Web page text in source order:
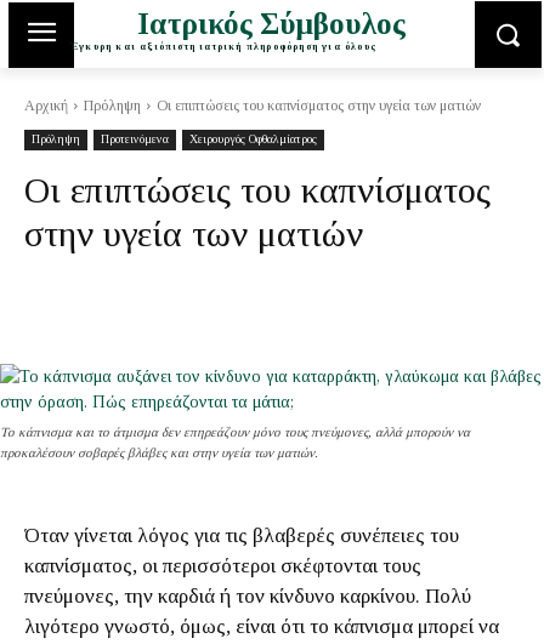
Ιατρικός Σύμβουλος
Έγκυρη και αξιόπιστη ιατρική πληροφόρηση για όλους
Αρχική Πρόληψη Οι επιπτώσεις του καπνίσματος στην υγεία των ματιών
Πρόληψη Προτεινόμενα Χειρουργός Οφθαλμίατρος
Οι επιπτώσεις του καπνίσματος
στην υγεία των ματιών
Το κάπνισμα και το άτμισμα δεν επηρεάζουν μόνο τους πνεύμονες, αλλά μπορούν να
προκαλέσουν σοβαρές βλάβες και στην υγεία των ματιών.
Όταν γίνεται λόγος για τις βλαβερές συνέπειες του
καπνίσματος, οι περισσότεροι σκέφτονται τους
πνεύμονες, την καρδιά ή τον κίνδυνο καρκίνου. Πολύ
λιγότερο γνωστό, όμως, είναι ότι το κάπνισμα μπορεί να